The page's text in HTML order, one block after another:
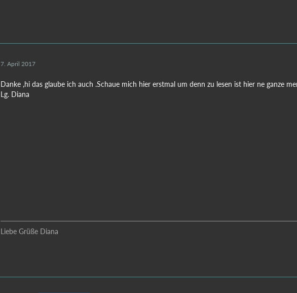
7. April 2017
Danke ,hi das glaube ich auch .Schaue mich hier erstmal um denn zu lesen ist hier ne ganze
Lg. Diana
Liebe Grüße Diana